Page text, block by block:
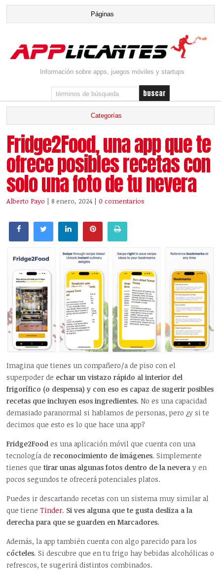
Información sobre apps, juegos móviles y startups
Fridge2Food, una app que te
ofrece posibles recetas con
solo una foto de tu nevera
Alberto Payo | 8 enero, 2024 |0 comentarios
Imagina que tienes un compañero/a de piso con el
superpoder de echar un vistazo rápido al interior del
frigorífico (o despensa) y con eso es capaz de sugerir posibles
recetas que incluyen esos ingredientes. No es una capacidad
demasiado paranormal si hablamos de personas, pero ¿y si te
decimos que esto es lo que hace una app?
Fridge2Food es una aplicación móvil que cuenta con una
tecnología dereconocimiento de imágenes. Simplemente
tienes quetirar unas algunas fotos dentro de la nevera y en
pocos segundos te ofrecerá potenciales platos.
Puedes ir descartando recetas con un sistema muy similar al
que tieneTinder. Si ves alguna que te gusta desliza a la
derecha para que se guarden en Marcadores.
Además, la app también cuenta con algo parecido para los
cócteles. Si descubre que en tu frigo hay bebidas alcohólicas o
refrescos, te sugerirá distintos combinados.